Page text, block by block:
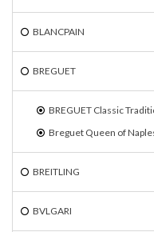
BLANCPAIN
BREGUET
BREGUET Classic
Breguet Queen of
BREITLING
BVLGARI